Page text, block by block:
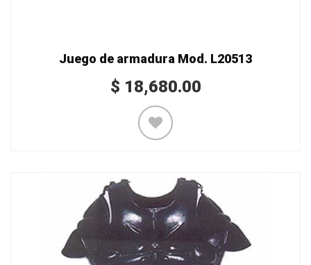
Juego de armadura Mod. L20513
$ 18,680.00